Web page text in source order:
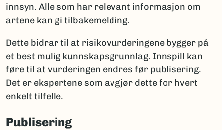
innsyn. Alle som har relevant informasjon om
artene kan gi tilbakemelding.
Dette bidrar til at risikovurderingene bygger på
et best mulig kunnskapsgrunnlag. Innspill kan
føre til at vurderingen endres før publisering.
Det er ekspertene som avgjør dette for hvert
enkelt tilfelle.
Publisering